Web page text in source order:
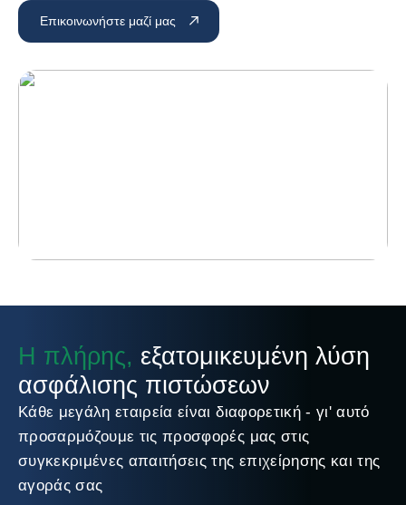
Επικοινωνήστε μαζί μας
Η πλήρης, εξατομικευμένη λύση
ασφάλισης πιστώσεων
Κάθε μεγάλη εταιρεία είναι διαφορετική - γι' αυτό
προσαρμόζουμε τις προσφορές μας στις
συγκεκριμένες απαιτήσεις της επιχείρησης και της
αγοράς σας